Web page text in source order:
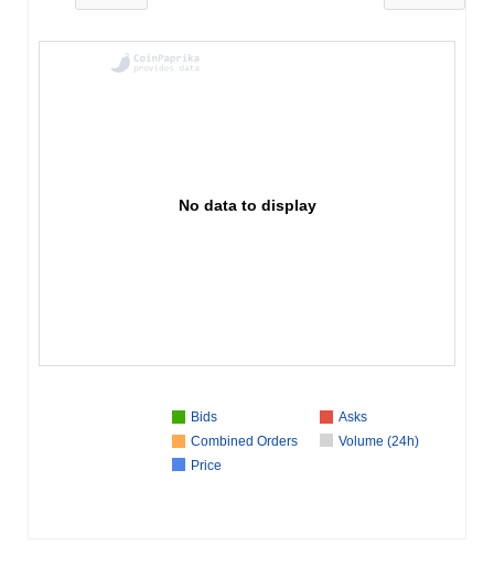
No data to display
Bids
Asks
Combined Orders
Volume (24h)
Price